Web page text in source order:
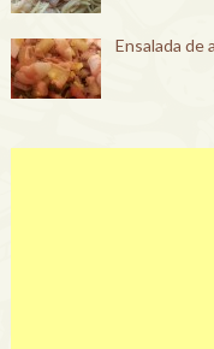
Ensalada de